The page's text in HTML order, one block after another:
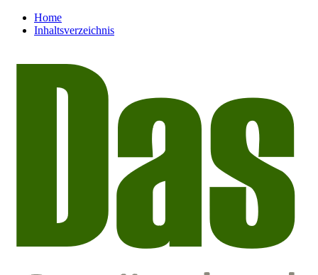
Home
Inhaltsverzeichnis